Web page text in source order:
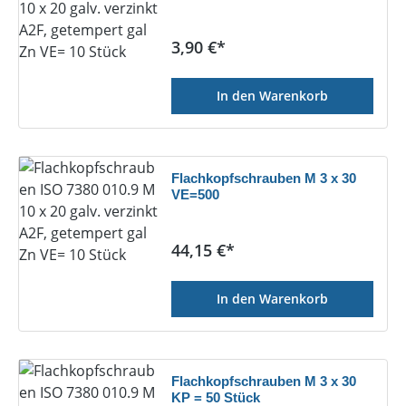
Regulärer Preis:
3,90 €*
In den Warenkorb
Flachkopfschrauben M 3 x 30
VE=500
Regulärer Preis:
44,15 €*
In den Warenkorb
Flachkopfschrauben M 3 x 30
KP = 50 Stück